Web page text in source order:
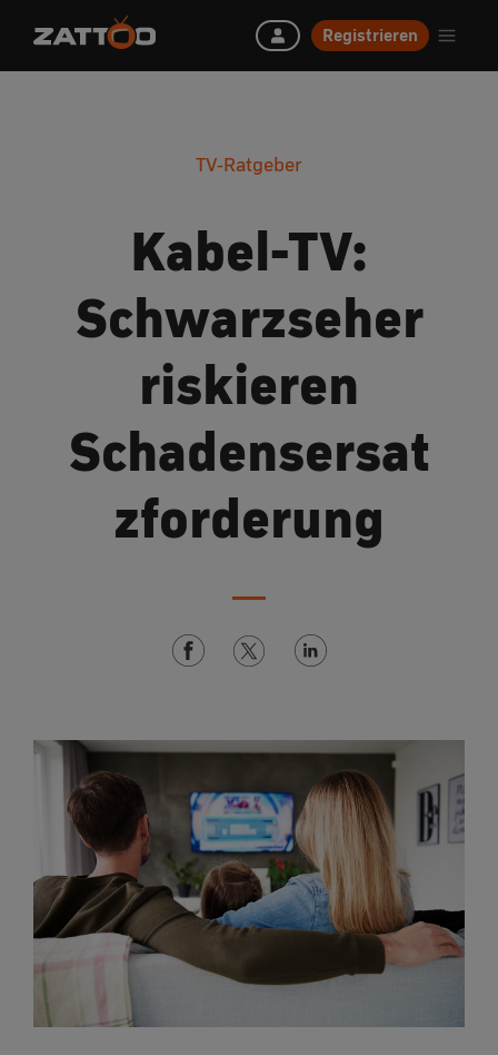
Registrieren
TV-Ratgeber
Kabel-TV:
Schwarzseher
riskieren
Schadensersat
zforderung